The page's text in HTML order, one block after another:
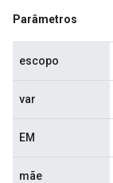
Parâmetros
escopo
var
EM
mãe